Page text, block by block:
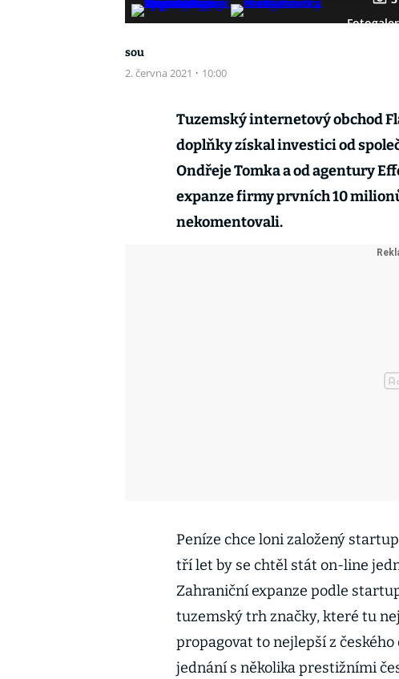
sou
2. června 2021 · 10:00
Tuzemský internetový obchod
doplňky získal investici od
Ondřeje Tomka a od agentury
expanze firmy prvních 10
nekomentovali.
Peníze chce loni založený
tří let by se chtěl stát on-line
Zahraniční expanze podle
tuzemský trh značky, které tu
propagovat to nejlepší z
jednání s několika prestižními